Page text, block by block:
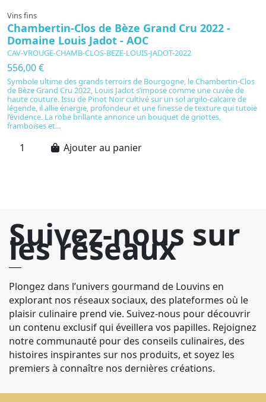
Vins fins
Chambertin-Clos de Bèze Grand Cru 2022 -
Domaine Louis Jadot - AOC
CAV-VROUGE-CHAMB-CLOS-BEZE-LOUIS-JADOT-2022
556,00 €
Symbole ultime des grands terroirs de Bourgogne, le Chambertin-Clos
de Bèze Grand Cru 2022, Louis Jadot s’impose comme une cuvée de
haute couture. Issu de Pinot Noir cultivé sur un sol argilo-calcaire de
légende, il allie énergie, profondeur et une finesse de texture qui tutoie
l’évidence. La robe brillante annonce un bouquet de griottes,
framboises et...
Ajouter au panier
Suivez-nous sur
les réseaux
Plongez dans l’univers gourmand de Louvins en
explorant nos réseaux sociaux, des plateformes où le
plaisir culinaire prend vie. Suivez-nous pour découvrir
un contenu exclusif qui éveillera vos papilles. Rejoignez
notre communauté pour des conseils culinaires, des
histoires inspirantes sur nos produits, et soyez les
premiers à connaître nos dernières créations.